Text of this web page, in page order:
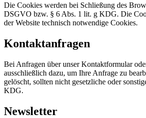
Die Cookies werden bei Schließung des
DSGVO bzw. § 6 Abs. 1 lit. g KDG. Die
der Website technisch notwendige Cookies.
Kontaktanfragen
Bei Anfragen über unser Kontaktformular
ausschließlich dazu, um Ihre Anfrage zu
gelöscht, sollten nicht gesetzliche oder
KDG.
Newsletter